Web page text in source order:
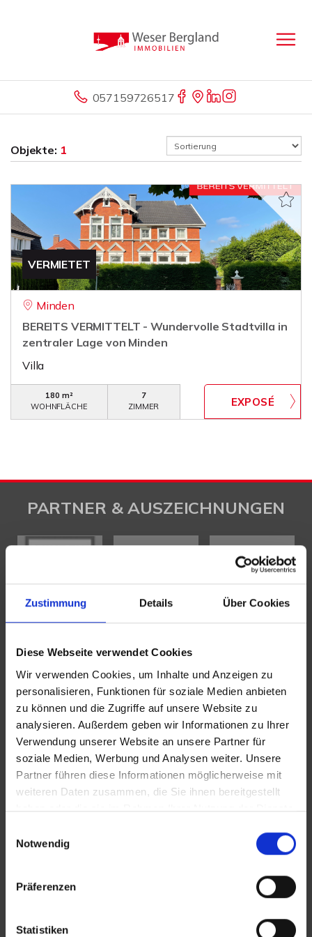
Zustimmung Details Über Cookies
Diese Webseite verwendet Cookies
Wir verwenden Cookies, um Inhalte und Anzeigen zu
personalisieren, Funktionen für soziale Medien anbieten
zu können und die Zugriffe auf unsere Website zu
analysieren. Außerdem geben wir Informationen zu Ihrer
Verwendung unserer Website an unsere Partner für
soziale Medien, Werbung und Analysen weiter. Unsere
Partner führen diese Informationen möglicherweise mit
weiteren Daten zusammen, die Sie ihnen bereitgestellt
haben oder die sie im Rahmen Ihrer Nutzung der Dienste
Notwendig
Präferenzen
Statistiken
057159726517
Objekte: 1
VERMIETET
Minden
BEREITS VERMITTELT - Wundervolle Stadtvilla in
zentraler Lage von Minden
Villa
180 m²
WOHNFLÄCHE
7
ZIMMER
PARTNER & AUSZEICHNUNGEN
KONTAKT
WeserBergland Immobilien
Portastraße 36
32457 Porta Westfalica
Tel.:0571 - 597 265 17
Web: www.wb-immobilien.de